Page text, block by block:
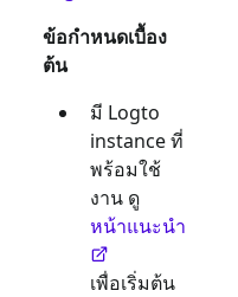
ข้อกำหนดเบื้อง
ต้น
มี Logto
instance ที่
พร้อมใช้
งาน ดู
หน้าแนะนำ
เพื่อเริ่มต้น